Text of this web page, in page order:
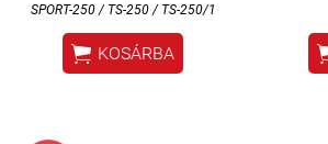
SPORT-250 / TS-250 / TS-250/1
 KOSÁRBA